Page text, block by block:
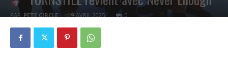
PAR PETE CIRCLE 9 AVRIL 2025 0